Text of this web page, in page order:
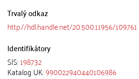
Trvalý odkaz
http://hdl.handle.net/20.500.11956/109761
Identifikátory
SIS:198732
Katalog UK:990022940440106986